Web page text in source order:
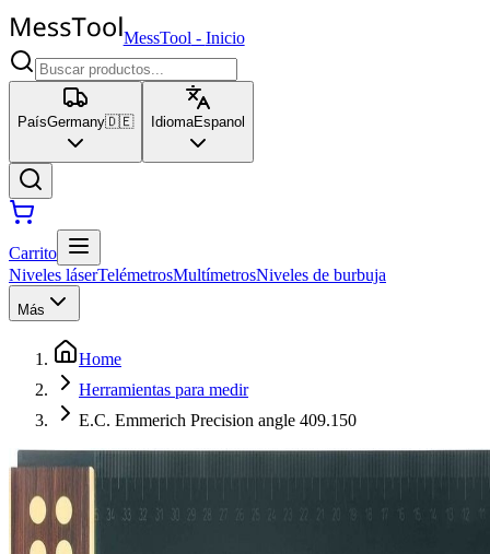
MessTool - Inicio
PaísGermany🇩🇪 IdiomaEspanol
Carrito
Niveles láserTelémetrosMultímetrosNiveles de burbuja
Más
Home
Herramientas para medir
E.C. Emmerich Precision angle 409.150